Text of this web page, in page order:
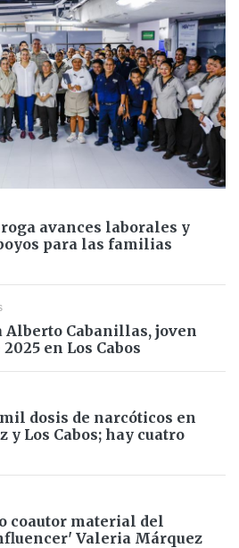
avances laborales y
para las familias
Alberto Cabanillas, joven
en Los Cabos
dosis de narcóticos en
y Los Cabos; hay cuatro
coautor material del
Valeria Márquez